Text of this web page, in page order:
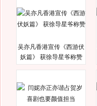
吴亦凡香港宣传《西游伏
妖篇》 获徐导星爷称赞